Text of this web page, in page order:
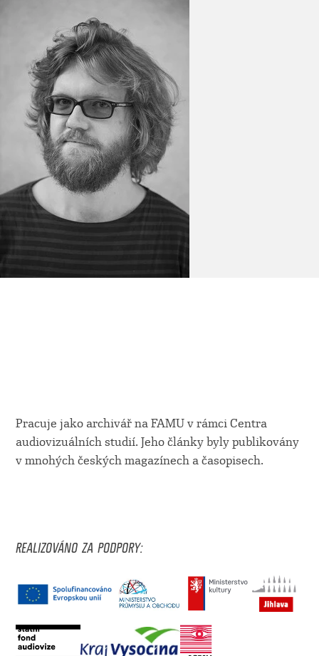
Pracuje jako archivář na FAMU v rámci Centra
audiovizuálních studií. Jeho články byly publikovány
v mnohých českých magazínech a časopisech.
REALIZOVÁNO ZA PODPORY: